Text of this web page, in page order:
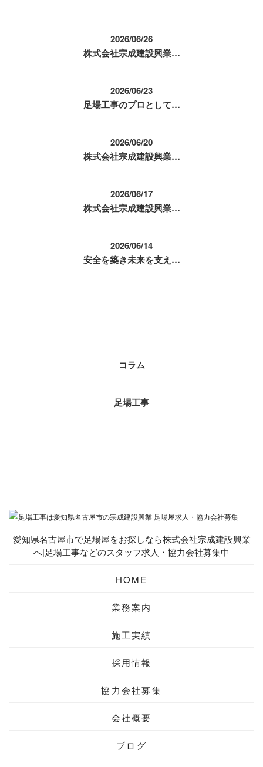
2026/06/26
株式会社宗成建設興業…
2026/06/23
足場工事のプロとして…
2026/06/20
株式会社宗成建設興業…
2026/06/17
株式会社宗成建設興業…
2026/06/14
安全を築き未来を支え…
コラム
足場工事
愛知県名古屋市で足場屋をお探しなら株式会社宗成建設興業
へ|足場工事などのスタッフ求人・協力会社募集中
HOME
業務案内
施工実績
採用情報
協力会社募集
会社概要
ブログ